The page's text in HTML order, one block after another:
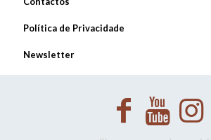
Política de Privacidade
Newsletter